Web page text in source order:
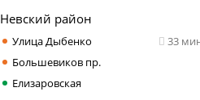
Невский район
Улица Дыбенко 33
Большевиков пр.
Елизаровская